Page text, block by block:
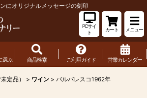
にオリジナルメッセージの刻印
PCサイ
ト
カート メニュー
選ぶ 商品検索 ご利用ガイド 営業カレンダー
定品） > ワイン > バルバレスコ1962年